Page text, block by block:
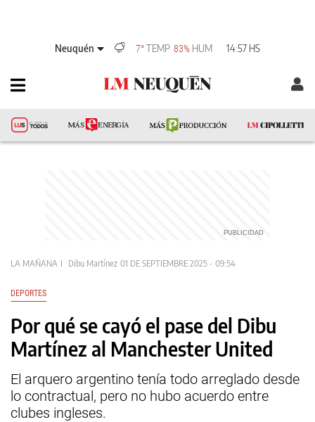
Neuquén 7° TEMP 83% HUM 14:57 HS
LA MAÑANA Dibu Martínez 01 DE SEPTIEMBRE 2025 - 09:54
DEPORTES
Por qué se cayó el pase del Dibu
Martínez al Manchester United
El arquero argentino tenía todo arreglado desde
lo contractual, pero no hubo acuerdo entre
clubes ingleses.